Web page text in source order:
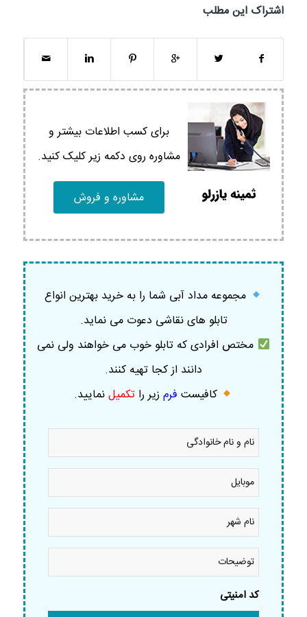
اشتراک این مطلب
برای کسب اطلاعات بیشتر و
مشاوره روی دکمه زیر کلیک کنید.
مشاوره و فروش
مجموعه مداد آبی شما را به خرید بهترین انواع
تابلو های نقاشی دعوت می نماید.
مختص افرادی که تابلو خوب می خواهند ولی نمی
دانند از کجا تهیه کنند.
کافیست فرم زیر را تکمیلنمایید.
نام
نام
خانوادگی
موبایل
نام
شهر *
توضیحات
کد امنیتی